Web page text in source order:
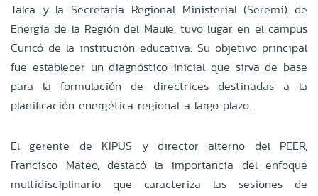
Talca y la Secretaría Regional Ministerial (Seremi) de
Energía de la Región del Maule, tuvo lugar en el campus
Curicó de la institución educativa. Su objetivo principal
fue establecer un diagnóstico inicial que sirva de base
para la formulación de directrices destinadas a la
planificación energética regional a largo plazo.
El gerente de KIPUS y director alterno del PEER,
Francisco Mateo, destacó la importancia del enfoque
multidisciplinario que caracteriza las sesiones de